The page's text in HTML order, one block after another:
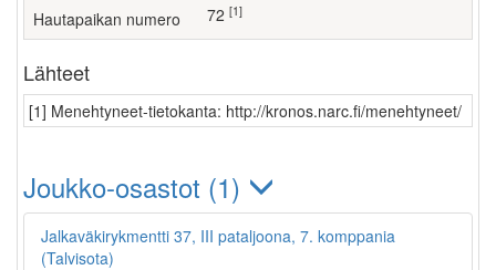
Hautapaikan numero 72 [1]
Lähteet
[1] Menehtyneet-tietokanta: http://kronos.narc.fi/menehtyneet/
Joukko-osastot (1)
Jalkaväkirykmentti 37, III pataljoona, 7. komppania
(Talvisota)